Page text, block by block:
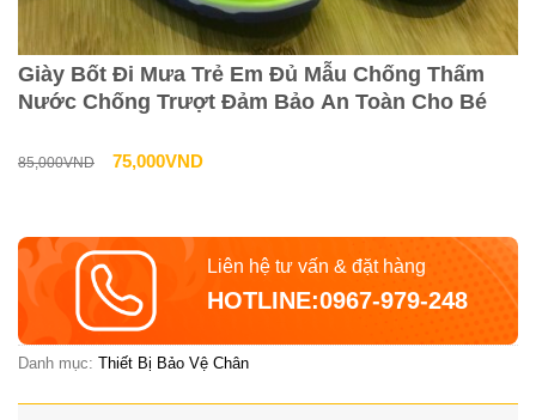
Giày Bốt Đi Mưa Trẻ Em Đủ Mẫu Chống Thấm
Nước Chống Trượt Đảm Bảo An Toàn Cho Bé
85,000VND
Giá
là:
85,000VND.
75,000VNDGiá
tại
là:
75,000VND.
Liên hệ tư vấn & đặt hàng
HOTLINE:0967-979-248
Danh mục: Thiết Bị Bảo Vệ Chân